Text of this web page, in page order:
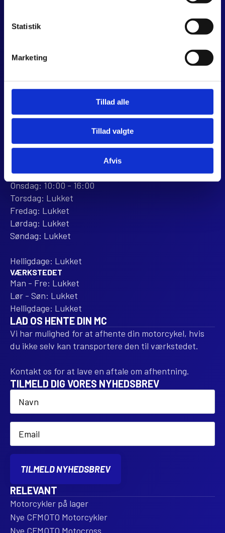
Statistik
Marketing
Tillad alle
Tillad valgte
Afvis
JJ MOTORCYKLER
CVR 44928280
webshop@jjmotorcykler.dk
BUTIKKEN
Tirsdag: 10:00 - 16:00
Onsdag: 10:00 - 16:00
Torsdag: Lukket
Fredag: Lukket
Lørdag: Lukket
Søndag: Lukket
Helligdage: Lukket
VÆRKSTEDET
Man - Fre: Lukket
Lør - Søn: Lukket
Helligdage: Lukket
LAD OS HENTE DIN MC
Vi har mulighed for at afhente din motorcykel, hvis
du ikke selv kan transportere den til værkstedet.
Kontakt os for at lave en aftale om afhentning.
TILMELD DIG VORES NYHEDSBREV
Name
Email
TILMELD NYHEDSBREV
RELEVANT
Motorcykler på lager
Nye CFMOTO Motorcykler
Nye CFMOTO Motocross